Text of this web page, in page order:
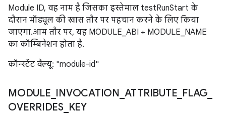
Module ID, वह नाम है जिसका इस्तेमाल testRunStart के
दौरान मॉड्यूल की खास तौर पर पहचान करने के लिए किया
जाएगा. आम तौर पर, यह MODULE_ABI + MODULE_NAME
का कॉम्बिनेशन होता है.
कॉन्स्टेंट वैल्यू: "module-id"
MODULE INVOCATION ATTRIBUTE FLAG
OVERRIDES_ KEY